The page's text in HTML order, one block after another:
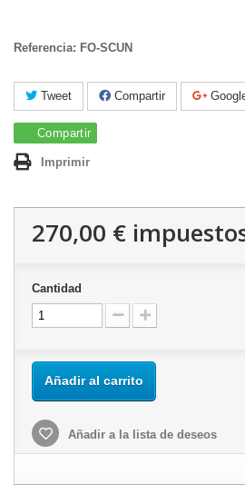
Referencia: FO-SCUN
Tweet Compartir
Compartir
Imprimir
270,00 €
Cantidad
Añadir al carrito
Añadir a la lista de deseos